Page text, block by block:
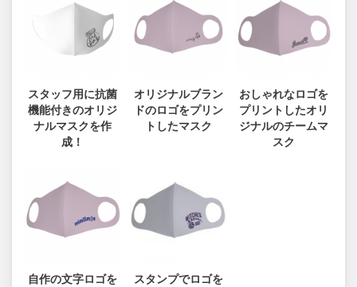
スタッフ用に抗菌
機能付きのオリジ
ナルマスクを作
成！
オリジナルブラン
ドのロゴをプリン
トしたマスク
おしゃれなロゴを
プリントしたオリ
ジナルのチームマ
スク
自作の文字ロゴを
スタンプでロゴを